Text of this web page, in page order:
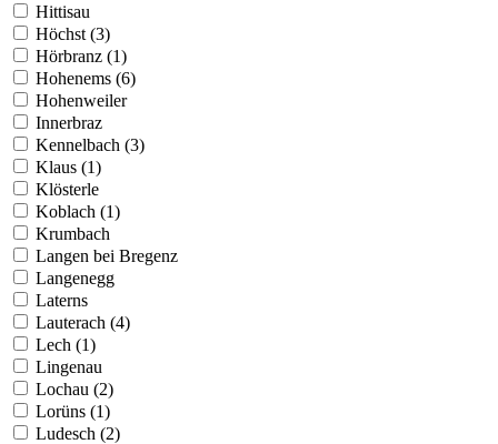
Hittisau
Höchst (3)
Hörbranz (1)
Hohenems (6)
Hohenweiler
Innerbraz
Kennelbach (3)
Klaus (1)
Klösterle
Koblach (1)
Krumbach
Langen bei Bregenz
Langenegg
Laterns
Lauterach (4)
Lech (1)
Lingenau
Lochau (2)
Lorüns (1)
Ludesch (2)